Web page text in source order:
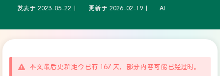
发表于 2023-05-22 更新于 2026-02-19 AI
本文最后更新距今已有 167 天，部分内容可能已经过时。